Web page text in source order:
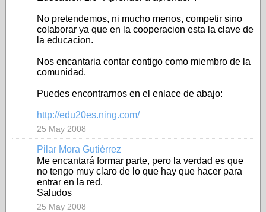
No pretendemos, ni mucho menos, competir sino
colaborar ya que en la cooperacion esta la clave de
la educacion.
Nos encantaria contar contigo como miembro de la
comunidad.
Puedes encontrarnos en el enlace de abajo:
http://edu20es.ning.com/
25 May 2008
Pilar Mora Gutiérrez
Me encantará formar parte, pero la verdad es que
no tengo muy claro de lo que hay que hacer para
entrar en la red.
Saludos
25 May 2008